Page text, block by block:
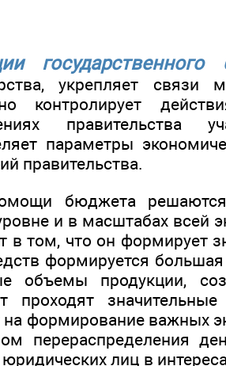
государственного
укрепляет
контролирует
правительства
параметры
правительства.
бюджета решаются
и в масштабах всей
в том, что он формирует
формируется
объемы продукции,
проходят
на формирование важных
перераспределения
лиц в